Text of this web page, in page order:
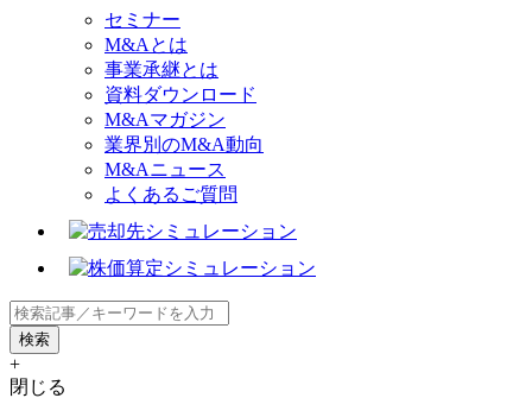
セミナー
M&Aとは
事業承継とは
資料ダウンロード
M&Aマガジン
業界別のM&A動向
M&Aニュース
よくあるご質問
+
閉じる